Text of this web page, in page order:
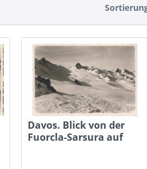
Davos. Blick von der
Fuorcla-Sarsura auf